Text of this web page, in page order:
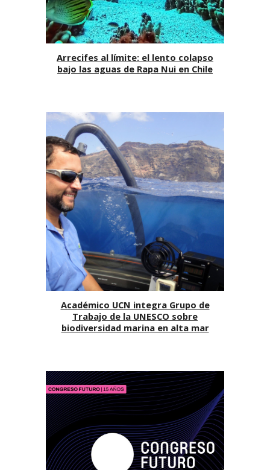
Arrecifes al límite: el lento colapso
bajo las aguas de Rapa Nui en Chile
Académico UCN integra Grupo de
Trabajo de la UNESCO sobre
biodiversidad marina en alta mar